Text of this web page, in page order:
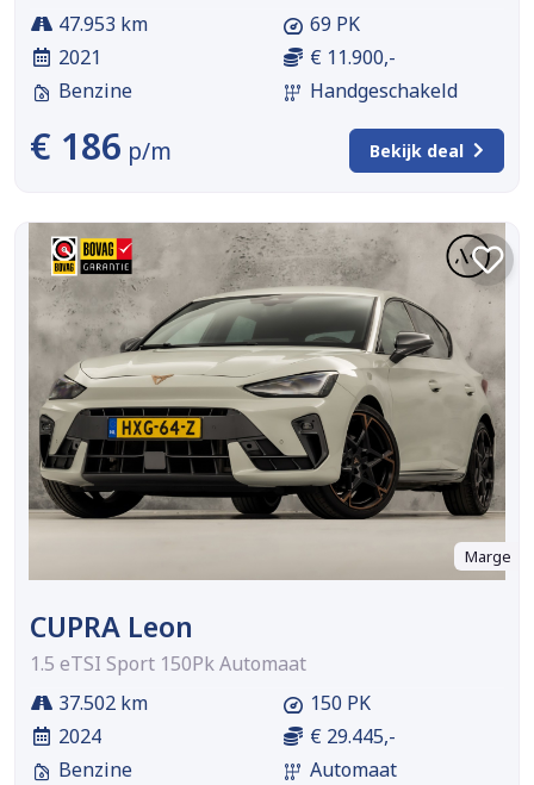
47.953 km
2021
Benzine
69 PK
€ 11.900,-
Handgeschakeld
€ 186 p/m Bekijk deal
Marge
CUPRA Leon
1.5 eTSI Sport 150Pk Automaat
37.502 km
2024
Benzine
150 PK
€ 29.445,-
Automaat